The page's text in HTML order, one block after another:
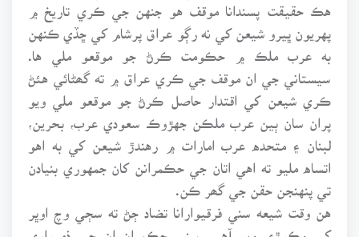
هڪ حقيقت پسندانا موقف هو جنهن جي ڪري تاريخ ۾
پهريون ڀيرو شيعن کي نه رڳو عراق پرشام کي ڇڏي ڪنهن
به عرب ملڪ ۾ حڪومت ڪرڻ جو موقعو ملي ها.
سيستاني جي ان موقف جي ڪري عراق ۾ ته گھڻائي هئڻ
ڪري شيعن کي اقتدار حاصل ڪرڻ جو موقعو ملي ويو
پران سان ٻين عرب ملڪن جهڙوڪ سعودي عرب، بحرين،
لبنان ۽ متحده عرب امارات ۾ رهندڙ شيعن کي به اهو
اتساه مليو ته اهي اتان جي حڪمرانن کان جمهوري بنيادن
تي پنهنجن حقن جي گھر ڪن.
هن وقت شيعه سني فرقيوارانا تضاد ڄڻ ته سڄي وچ اوڀر
کي وڪوڙي ويو آهي. سني حڪمران ان جي ذميواري